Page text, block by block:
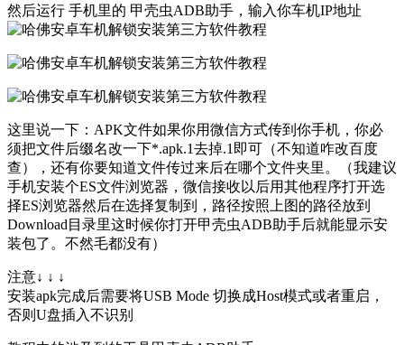
然后运行 手机里的 甲壳虫ADB助手，输入你车机IP地址
这里说一下：APK文件如果你用微信方式传到你手机，你必
须把文件后缀名改一下*.apk.1去掉.1即可（不知道咋改百度
查），还有你要知道文件传过来后在哪个文件夹里。（我建议
手机安装个ES文件浏览器，微信接收以后用其他程序打开选
择ES浏览器然后在选择复制到，路径按照上图的路径放到
Download目录里这时候你打开甲壳虫ADB助手后就能显示安
装包了。不然毛都没有）
注意↓ ↓ ↓
安装apk完成后需要将USB Mode 切换成Host模式或者重启，
否则U盘插入不识别